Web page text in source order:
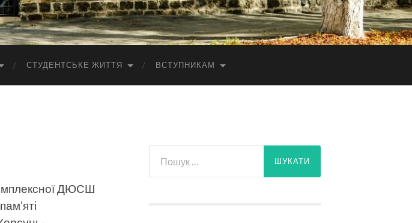
СТУДЕНТСЬКЕ ЖИТТЯ ВСТУПНИКАМ
ДЮСШ